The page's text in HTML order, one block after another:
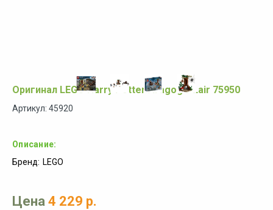
Оригинал LEGO Harry Potter Aragog's Lair 75950
Артикул: 45920
Описание:
Бренд: LEGO
Цена 4 229 р.